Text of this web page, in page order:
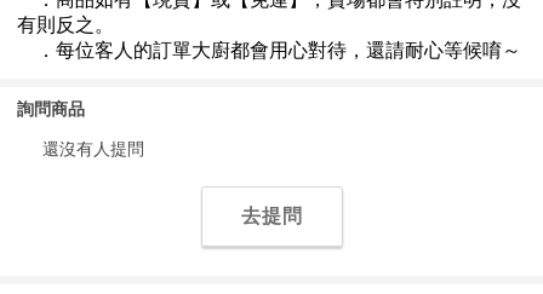
詢問商品
還沒有人提問
去提問